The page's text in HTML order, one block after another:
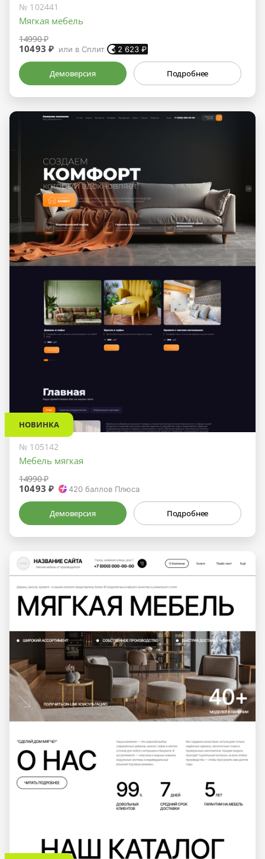
№ 102441
Мягкая мебель
14990 ₽
10493 ₽ или в Сплит 2 623 ₽
Демоверсия Подробнее
НОВИНКА
№ 105142
Мебель мягкая
14990 ₽
10493 ₽ 420 баллов Плюса
Демоверсия Подробнее